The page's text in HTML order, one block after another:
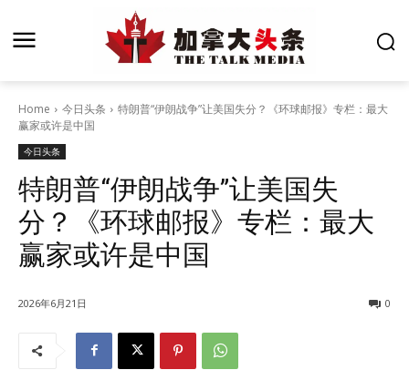
Home 今日头条
特朗普“伊朗战争”让美国失分？《环球邮报》专栏：最大
赢家或许是中国
今日头条
特朗普“伊朗战争”让美国失
分？《环球邮报》专栏：最大
赢家或许是中国
2026年6月21日 0